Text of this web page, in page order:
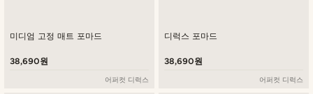
미디엄 고정 매트 포마드
38,690원
어퍼컷 디럭스
디럭스 포마드
38,690원
어퍼컷 디럭스